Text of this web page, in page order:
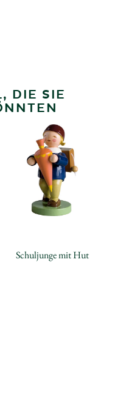
DIE SIE
Schuljunge mit Hut